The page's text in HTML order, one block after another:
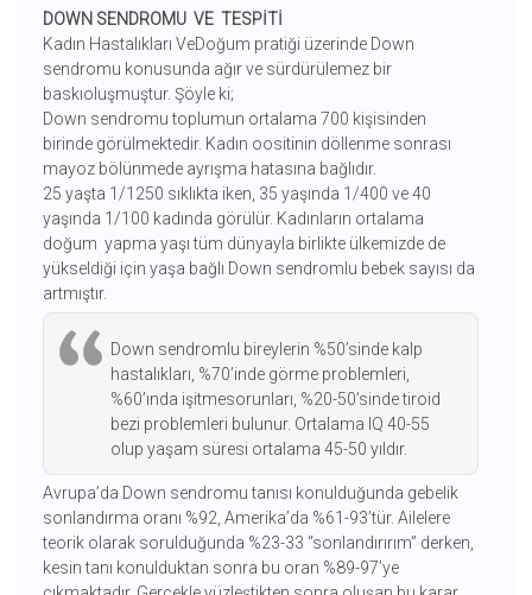
DOWN SENDROMU VE TESPİTİ
Kadın Hastalıkları VeDoğum pratiği üzerinde Down
sendromu konusunda ağır ve sürdürülemez bir
baskıoluşmuştur. Şöyle ki;
Down sendromu toplumun ortalama 700 kişisinden
birinde görülmektedir. Kadın oositinin döllenme sonrası
mayoz bölünmede ayrışma hatasına bağlıdır.
25 yaşta 1/1250 sıklıkta iken, 35 yaşında 1/400 ve 40
yaşında 1/100 kadında görülür. Kadınların ortalama
doğum yapma yaşı tüm dünyayla birlikte ülkemizde de
yükseldiği için yaşa bağlı Down sendromlu bebek sayısı da
artmıştır.
Down sendromlu bireylerin %50’sinde kalp
hastalıkları, %70’inde görme problemleri,
%60’ında işitmesorunları, %20-50’sinde tiroid
bezi problemleri bulunur. Ortalama IQ 40-55
olup yaşam süresi ortalama 45-50 yıldır.
Avrupa’da Down sendromu tanısı konulduğunda gebelik
sonlandırma oranı %92, Amerika’da %61-93’tür. Ailelere
teorik olarak sorulduğunda %23-33 “sonlandırırım” derken,
kesin tanı konulduktan sonra bu oran %89-97’ye